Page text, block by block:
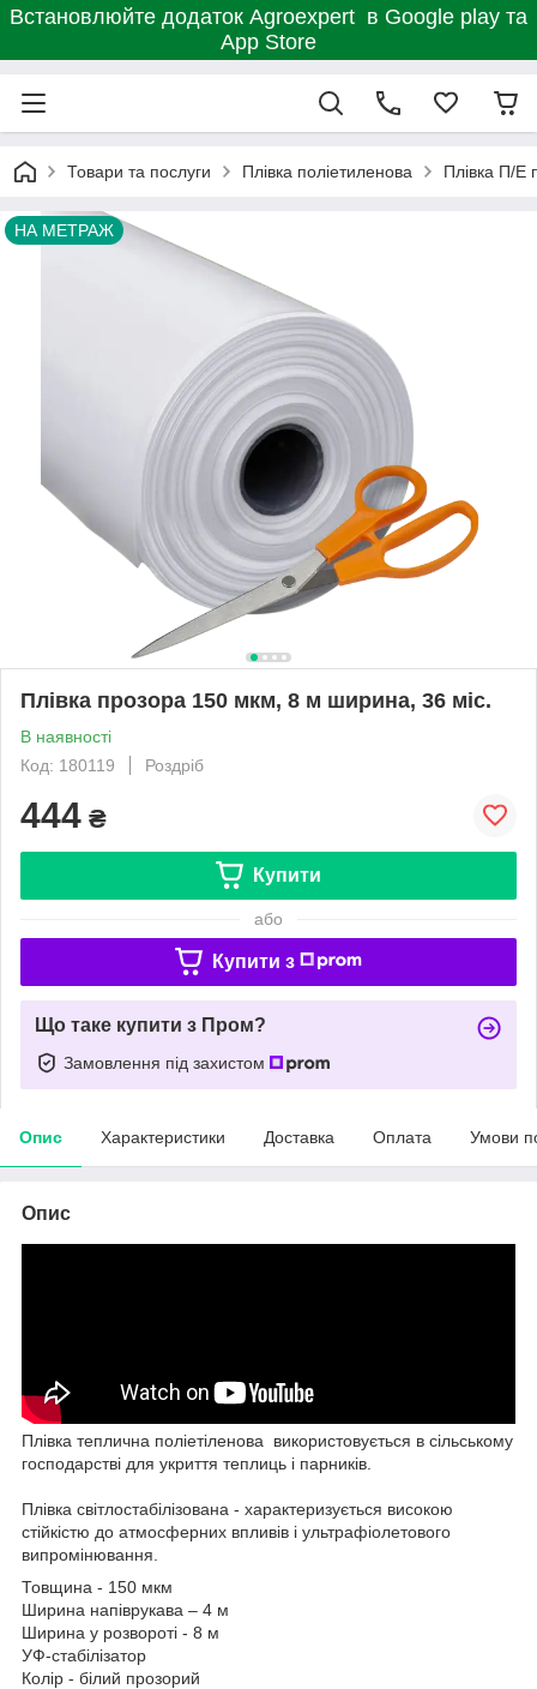
Встановлюйте додаток Agroexpert в Google play та
App Store
Товари та послуги Плівка поліетиленова Плівка П/Е
НА МЕТРАЖ
Плівка прозора 150 мкм, 8 м ширина, 36 міс.
В наявності
Код: 180119
Роздріб
444 ₴
Купити
або
Купити з
Що таке купити з Пром?
Замовлення під захистом
Опис Характеристики Доставка Оплата Умови
Опис
Плівка теплична поліетіленова використовується в сільському
господарстві для укриття теплиць і парників.
Плівка світлостабілізована - характеризується високою
стійкістю до атмосферних впливів і ультрафіолетового
випромінювання.
Товщина - 150 мкм
Ширина напіврукава – 4 м
Ширина у розвороті - 8 м
УФ-стабілізатор
Колір - білий прозорий